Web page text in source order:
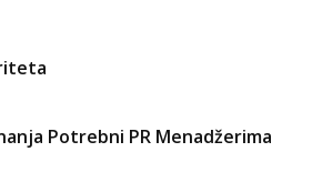
Potrebni PR Menadžerima